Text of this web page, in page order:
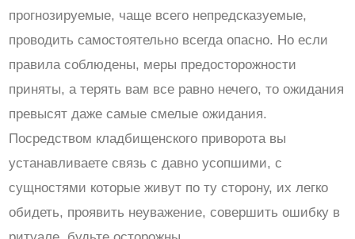
прогнозируемые, чаще всего непредсказуемые,
проводить самостоятельно всегда опасно. Но если
правила соблюдены, меры предосторожности
приняты, а терять вам все равно нечего, то ожидания
превысят даже самые смелые ожидания.
Посредством кладбищенского приворота вы
устанавливаете связь с давно усопшими, с
сущностями которые живут по ту сторону, их легко
обидеть, проявить неуважение, совершить ошибку в